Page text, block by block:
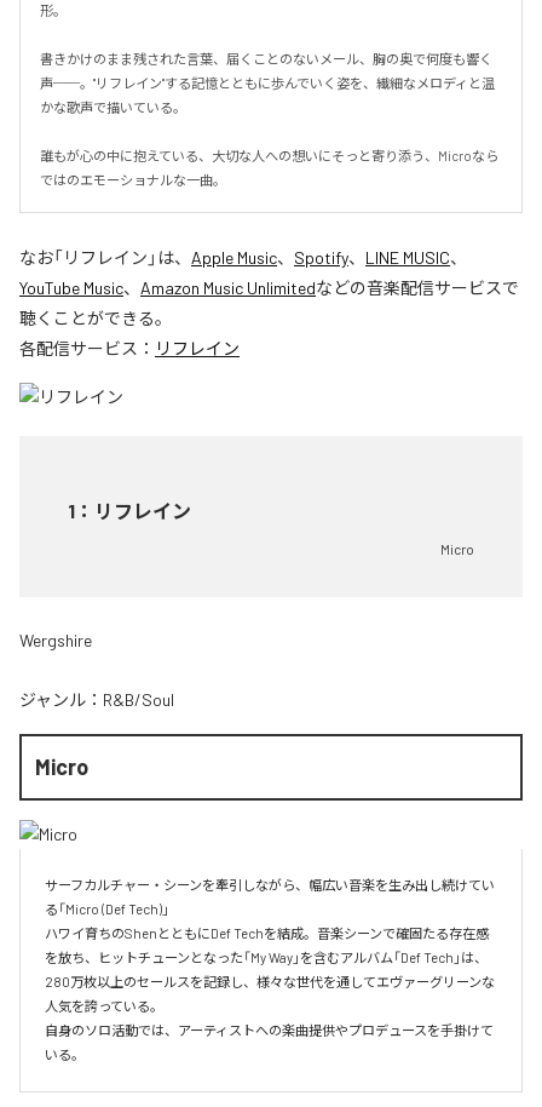
形。
書きかけのまま残された言葉、届くことのないメール、胸の奥で何度も響く
声──。"リフレイン"する記憶とともに歩んでいく姿を、繊細なメロディと温
かな歌声で描いている。
誰もが心の中に抱えている、大切な人への想いにそっと寄り添う、Microなら
ではのエモーショナルな一曲。
なお「リフレイン 」は、 Apple Music、 Spotify、 LINE MUSIC、
YouTube Music、 Amazon Music Unlimitedなどの音楽配信サービスで
聴くことができる。
各配信サービス： リフレイン
1 ： リフレイン
Micro
Wergshire
ジャンル： R&B/Soul
Micro
サーフカルチャー・シーンを牽引しながら、幅広い音楽を生み出し続けてい
る「Micro (Def Tech)」
ハワイ育ちのShenとともにDef Techを結成。音楽シーンで確固たる存在感
を放ち、ヒットチューンとなった「My Way」を含むアルバム「Def Tech」は、
280万枚以上のセールスを記録し、様々な世代を通してエヴァーグリーンな
人気を誇っている。
自身のソロ活動では、アーティストへの楽曲提供やプロデュースを手掛けて
いる。